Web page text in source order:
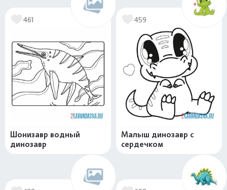
461
Шонизавр водный
динозавр
459
Малыш динозавр с
сердечком